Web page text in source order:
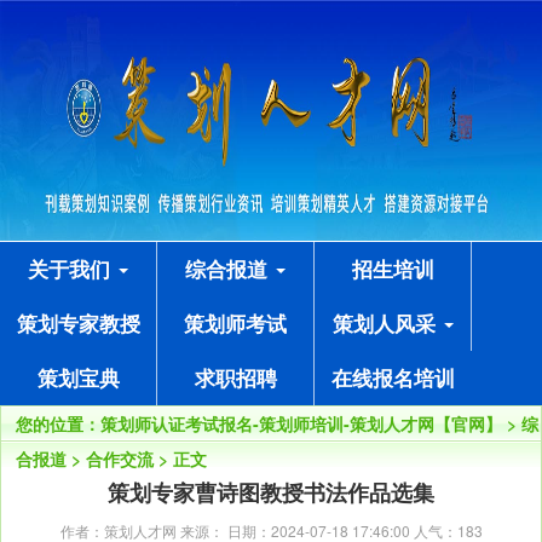
关于我们 综合报道
招生培训
策划专家教授
策划师考试
策划人风采
策划宝典
求职招聘 在线报名培训
您的位置： 策划师认证考试报名-策划师培训-策划人才网【官网】 > 综
合报道 > 合作交流> 正文
策划专家曹诗图教授书法作品选集
作者：策划人才网 来源： 日期：2024-07-18 17:46:00 人气： 183